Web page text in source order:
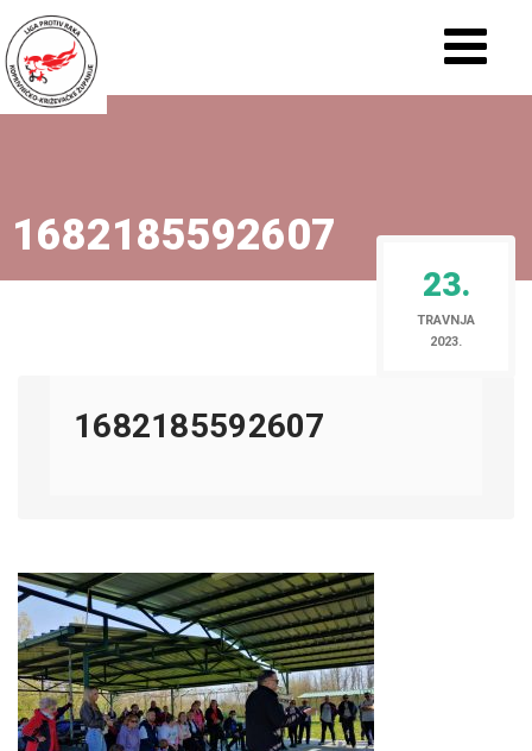
1682185592607
23.
TRAVNJA
2023.
1682185592607